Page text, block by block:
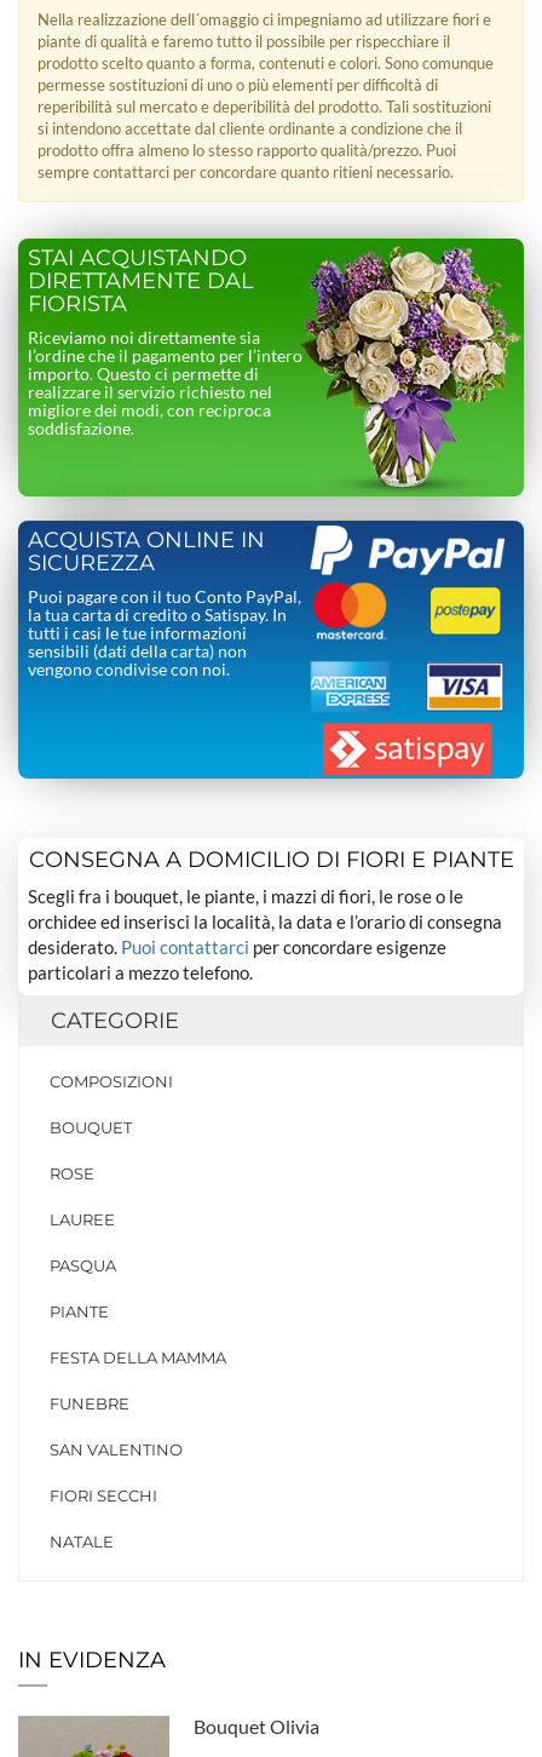
Nella realizzazione dell´omaggio ci impegniamo ad utilizzare fiori e
piante di qualità e faremo tutto il possibile per rispecchiare il
prodotto scelto quanto a forma, contenuti e colori. Sono comunque
permesse sostituzioni di uno o più elementi per difficoltà di
reperibilità sul mercato e deperibilità del prodotto. Tali sostituzioni
si intendono accettate dal cliente ordinante a condizione che il
prodotto offra almeno lo stesso rapporto qualità/prezzo. Puoi
sempre contattarci per concordare quanto ritieni necessario.
STAI ACQUISTANDO
DIRETTAMENTE DAL
FIORISTA
Riceviamo noi direttamente sia
l’ordine che il pagamento per l’intero
importo. Questo ci permette di
realizzare il servizio richiesto nel
migliore dei modi, con reciproca
soddisfazione.
ACQUISTA ONLINE IN
SICUREZZA
Puoi pagare con il tuo Conto PayPal,
la tua carta di credito o Satispay. In
tutti i casi le tue informazioni
sensibili (dati della carta) non
vengono condivise con noi.
CONSEGNA A DOMICILIO DI FIORI E PIANTE
Scegli fra i bouquet, le piante, i mazzi di fiori, le rose o le
orchidee ed inserisci la località, la data e l’orario di consegna
desiderato. Puoi contattarci per concordare esigenze
particolari a mezzo telefono.
CATEGORIE
COMPOSIZIONI
BOUQUET
ROSE
LAUREE
PASQUA
PIANTE
FESTA DELLA MAMMA
FUNEBRE
SAN VALENTINO
FIORI SECCHI
NATALE
IN EVIDENZA
Bouquet Olivia